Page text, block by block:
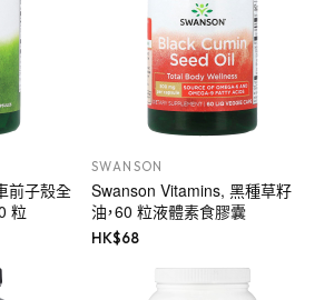
前子殼全
粒
SWANSON
Swanson Vitamins, 黑種草籽
油，60 粒液體素食膠囊
HK$68